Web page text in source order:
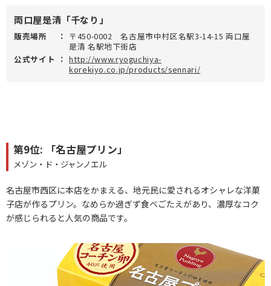
両口屋是清「千なり」
販売場所 ：
〒450-0002 名古屋市中村区名駅3-14-15 両口屋
是清 名駅地下街店
公式サイト
： http://www.ryoguchiya-
korekiyo.co.jp/products/sennari/
第9位: 「名古屋プリン」
メゾン・ド・ジャンノエル
名古屋市西区に本店をかまえる、地元民に愛されるオシャレな洋菓
子店が作るプリン。なめらか過ぎず食べごたえがあり、濃厚なコク
が感じられると人気の商品です。